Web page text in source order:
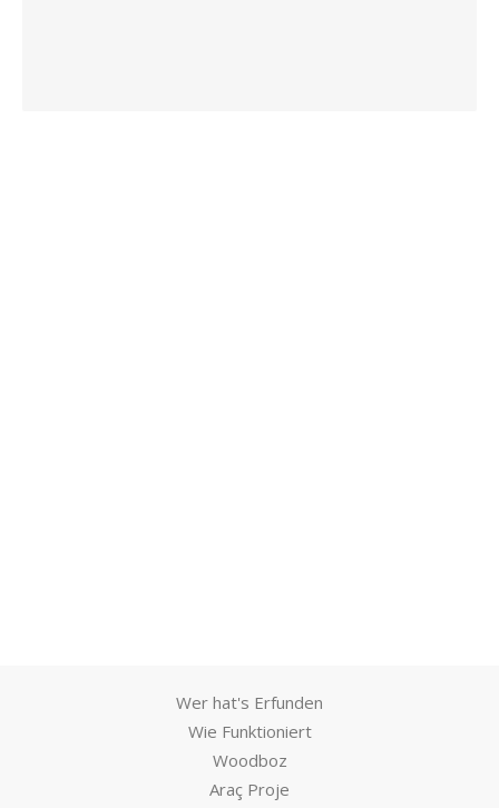
Wer hat's Erfunden
Wie Funktioniert
Woodboz
Araç Proje